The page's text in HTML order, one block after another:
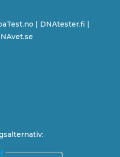
| DNAtester.fi |